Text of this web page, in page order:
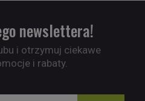
newslettera!
i otrzymuj ciekawe
i rabaty.